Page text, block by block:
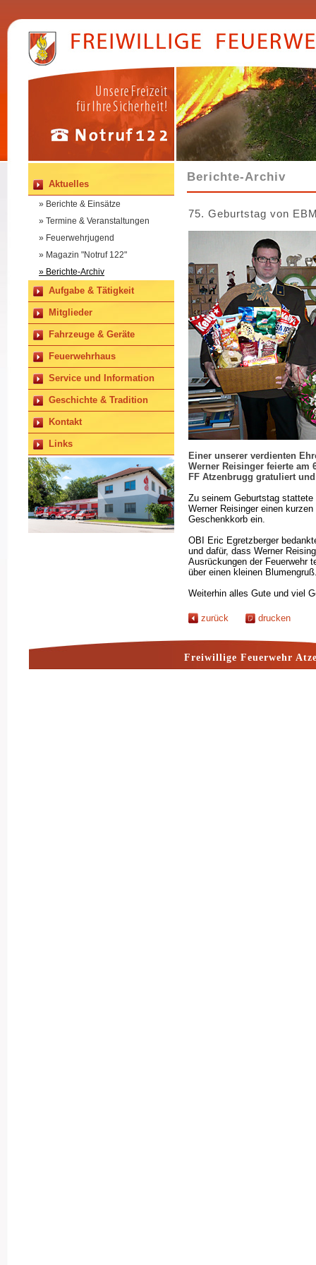
Aktuelles
» Berichte & Einsätze
» Termine & Veranstaltungen
» Feuerwehrjugend
» Magazin "Notruf 122"
» Berichte-Archiv
Aufgabe & Tätigkeit
Mitglieder
Fahrzeuge & Geräte
Feuerwehrhaus
Service und Information
Geschichte & Tradition
Kontakt
Links
Berichte-Archiv
75. Geburtstag von
Einer unserer verdienten
Werner Reisinger feierte am
FF Atzenbrugg gratuliert
Zu seinem Geburtstag
Werner Reisinger einen
Geschenkkorb ein.
OBI Eric Egretzberger
und dafür, dass Werner
Ausrückungen der Feuerwehr
über einen kleinen
Weiterhin alles Gute und viel
zurück drucken
Freiwillige Feuerwehr